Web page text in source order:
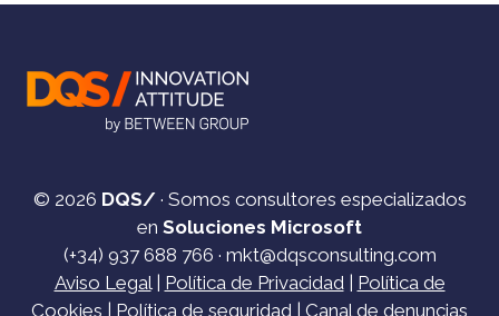
© 2026 DQS/· Somos consultores especializados
en Soluciones Microsoft
(+34) 937 688 766 · mkt@dqsconsulting.com
Aviso Legal| Política de Privacidad| Política de
Cookies
Política de seguridad Canal de denuncias